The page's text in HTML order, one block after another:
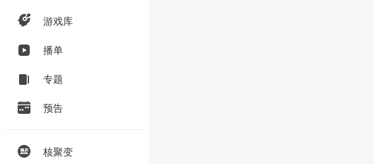
游戏库
播单
专题
预告
核聚变